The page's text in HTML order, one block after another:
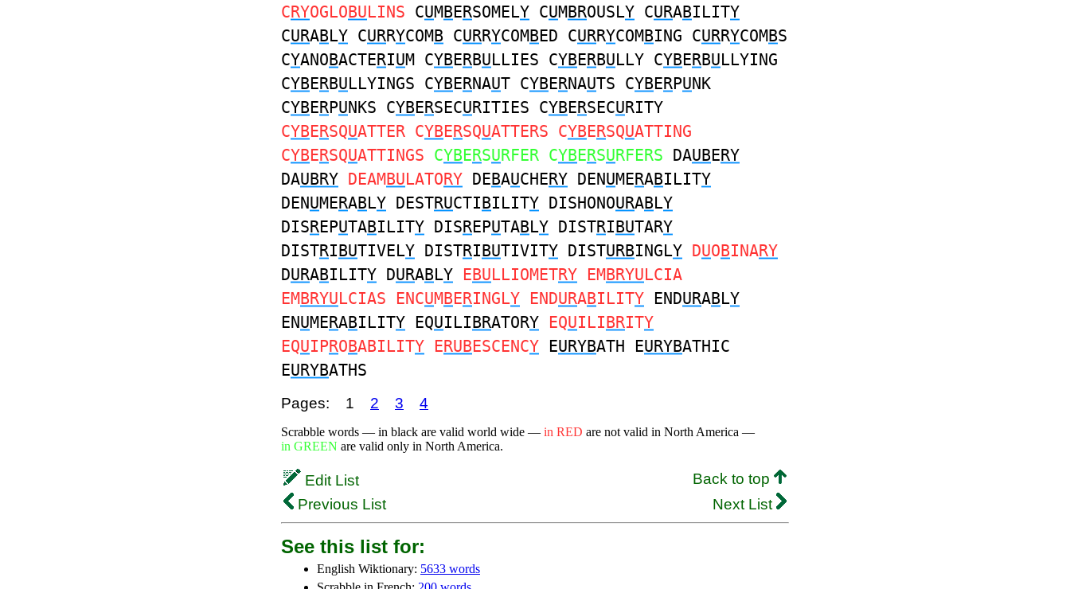
CRYOGLOBULINS CUMBERSOMELY CUMBROUSLY CURABILITY
CURABLY CURRYCOMB CURRYCOMBED CURRYCOMBING CURRYCOMBS
CYANOBACTERIUM CYBERBULLIES CYBERBULLY CYBERBULLYING
CYBERBULLYINGS CYBERNAUT CYBERNAUTS CYBERPUNK
CYBERPUNKS CYBERSECURITIES CYBERSECURITY
CYBERSQUATTER CYBERSQUATTERS CYBERSQUATTING
CYBERSQUATTINGS CYBERSURFER CYBERSURFERS DAUBERY
DAUBRY DEAMBULATORY DEBAUCHERY DENUMERABILITY
DENUMERABLY DESTRUCTIBILITY DISHONOURABLY
DISREPUTABILITY DISREPUTABLY DISTRIBUTARY
DISTRIBUTIVELY DISTRIBUTIVITY DISTURBINGLY DUOBINARY
DURABILITY DURABLY EBULLIOMETRY EMBRYULCIA
EMBRYULCIAS ENCUMBERINGLY ENDURABILITY ENDURABLY
ENUMERABILITY EQUILIBRATORY EQUILIBRITY
EQUIPROBABILITY ERUBESCENCY EURYBATH EURYBATHIC
EURYBATHS
Pages: 1 2 3 4
Scrabble words — in black are valid world wide — in RED are not valid in North America —
in GREEN are valid only in North America.
Edit List
Back to top
Previous List
Next List
See this list for:
English Wiktionary: 5633 words